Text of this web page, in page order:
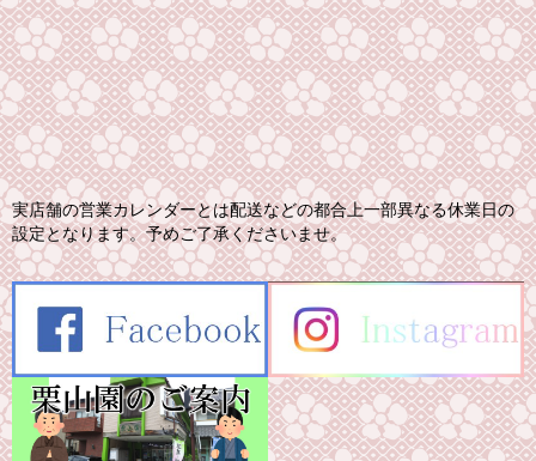
実店舗の営業カレンダーとは配送などの都合上一部異なる休業日の
設定となります。予めご了承くださいませ。